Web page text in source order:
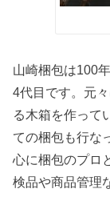
山崎梱包は100
4代目です。元
る木箱を作って
ての梱包も行な
心に梱包のプロ
検品や商品管理